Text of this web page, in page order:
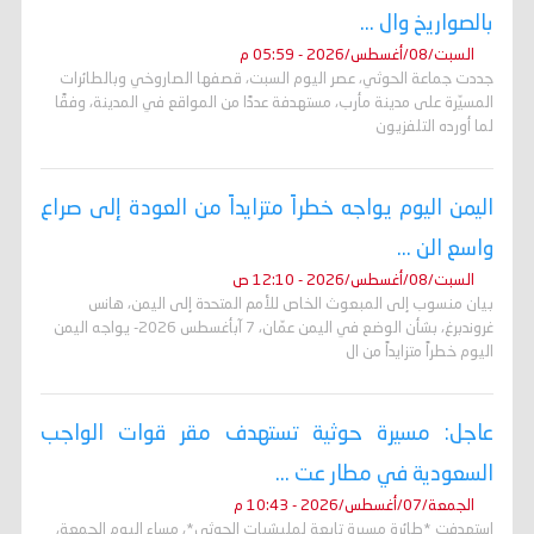
بالصواريخ وال ...
السبت/08/أغسطس/2026 - 05:59 م
جددت جماعة الحوثي، عصر اليوم السبت، قصفها الصاروخي وبالطائرات
المسيّرة على مدينة مأرب، مستهدفة عددًا من المواقع في المدينة، وفقًا
لما أورده التلفزيون
اليمن اليوم يواجه خطراً متزايداً من العودة إلى صراع
واسع الن ...
السبت/08/أغسطس/2026 - 12:10 ص
بيان منسوب إلى المبعوث الخاص للأمم المتحدة إلى اليمن، هانس
غروندبرغ، بشأن الوضع في اليمن عمّان، 7 آبأغسطس 2026- يواجه اليمن
اليوم خطراً متزايداً من ال
عاجل: مسيرة حوثية تستهدف مقر قوات الواجب
السعودية في مطار عت ...
الجمعة/07/أغسطس/2026 - 10:43 م
استهدفت *طائرة مسيرة تابعة لمليشيات الحوثي*، مساء اليوم الجمعة،